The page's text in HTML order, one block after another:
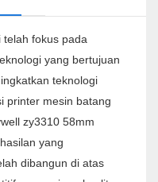
fokus pada
yang bertujuan
teknologi
printer mesin batang
zy3310 58mm
yang
dibangun di atas